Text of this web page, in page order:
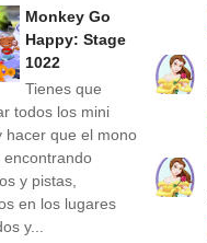
Monkey Go
Happy: Stage
1022
Tienes que
todos los mini
hacer que el mono
encontrando
y pistas,
en los lugares
y...